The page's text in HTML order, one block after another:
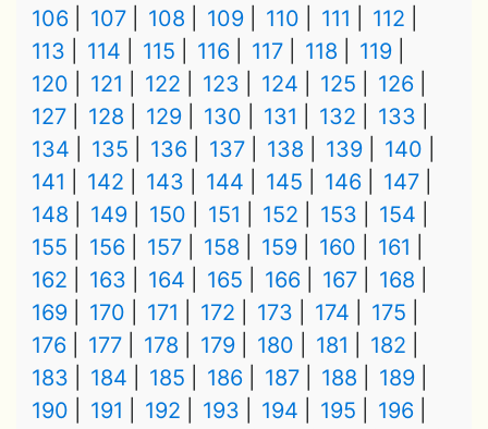
106
107 108 109 110 111
112
113
114 115 116 117 118
119
120
121 122 123 124 125
126
127
128 129 130 131 132
133
134
135 136 137 138 139
140
141
142 143 144 145 146
147
148
149 150 151 152 153
154
155
156 157 158 159 160
161
162
163 164 165 166 167
168
169
170 171 172 173 174
175
176
177 178 179 180 181
182
183
184 185 186 187 188
189
190
191 192 193 194 195
196